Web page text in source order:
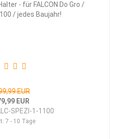
- für FALCON Do Gro /
/ jedes Baujahr!
EUR
EUR
SPEZI-1-1100
7 - 10 Tage